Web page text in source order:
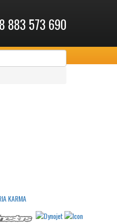
883 573 690
KARMA